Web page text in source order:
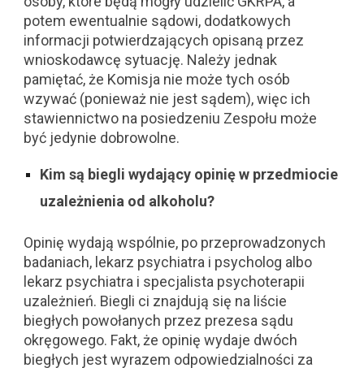
potem ewentualnie sądowi, dodatkowych
informacji potwierdzających opisaną przez
wnioskodawcę sytuację. Należy jednak
pamiętać, że Komisja nie może tych osób
wzywać (ponieważ nie jest sądem), więc ich
stawiennictwo na posiedzeniu Zespołu może
być jedynie dobrowolne.
Kim są biegli wydający opinię w przedmiocie
uzależnienia od alkoholu?
Opinię wydają wspólnie, po przeprowadzonych
badaniach, lekarz psychiatra i psycholog albo
lekarz psychiatra i specjalista psychoterapii
uzależnień. Biegli ci znajdują się na liście
biegłych powołanych przez prezesa sądu
okręgowego. Fakt, że opinię wydaje dwóch
biegłych jest wyrazem odpowiedzialności za